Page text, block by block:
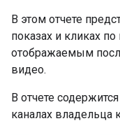
В этом отчете
показах и кликах
отображаемым
видео.
В отчете
каналах владельца